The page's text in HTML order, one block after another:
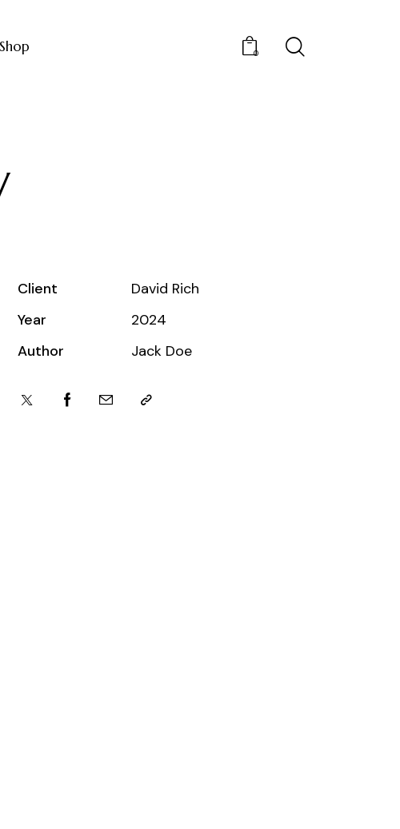
Shop 0
Client
David Rich
Year
2024
Author
Jack Doe